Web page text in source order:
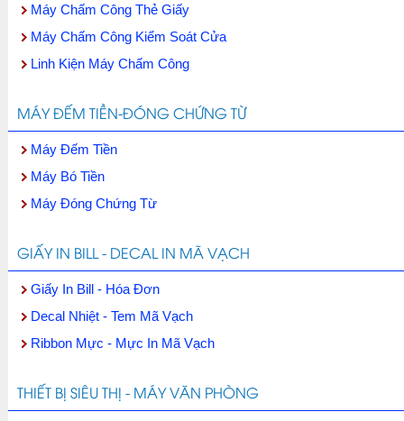
Máy Chấm Công Thẻ Giấy
Máy Chấm Công Kiểm Soát Cửa
Linh Kiện Máy Chấm Công
MÁY ĐẾM TIỀN-ĐÓNG CHỨNG TỪ
Máy Đếm Tiền
Máy Bó Tiền
Máy Đóng Chứng Từ
GIẤY IN BILL - DECAL IN MÃ VẠCH
Giấy In Bill - Hóa Đơn
Decal Nhiệt - Tem Mã Vạch
Ribbon Mực - Mực In Mã Vạch
THIẾT BỊ SIÊU THỊ - MÁY VĂN PHÒNG